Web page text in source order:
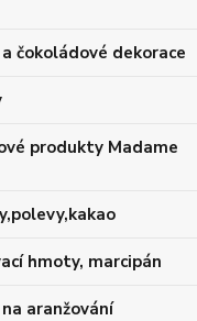
čokoládové dekorace
produkty Madame
hmoty, marcipán
aranžování